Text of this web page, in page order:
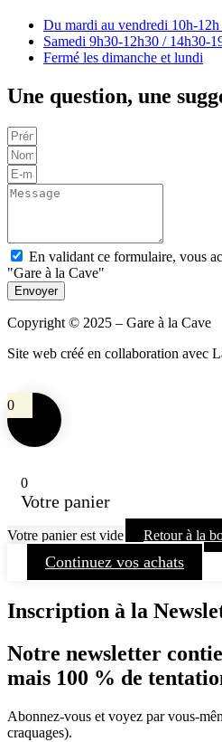
Du mardi au vendredi 10h-
Samedi 9h30-12h30 / 14h30-
Fermé les dimanche et lundi
Une question, une
En validant ce formulaire, vous
"Gare à la Cave"
Envoyer
Copyright © 2025 – Gare à la Cave
Site web créé en collaboration avec
0
0
Votre panier
Votre panier est vide Retour à la
Continuez vos achats
Inscription à la
Notre newsletter
mais 100 % de
Abonnez-vous et voyez par vous-
craquages).